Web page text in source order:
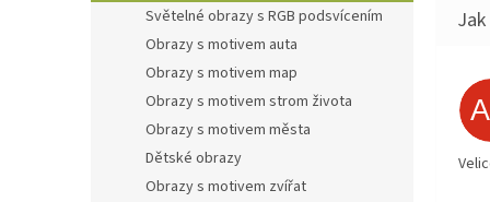
Světelné obrazy s RGB podsvícením
Obrazy s motivem auta
Obrazy s motivem map
Obrazy s motivem strom života
Obrazy s motivem města
Dětské obrazy
Obrazy s motivem zvířat